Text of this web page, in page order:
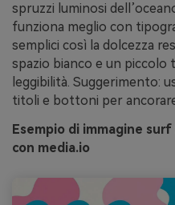
spruzzi luminosi
funziona meglio con
semplici così la dolcezza
spazio bianco e un piccolo
leggibilità. Suggerimento:
titoli e bottoni per
Esempio di immagine
con media.io